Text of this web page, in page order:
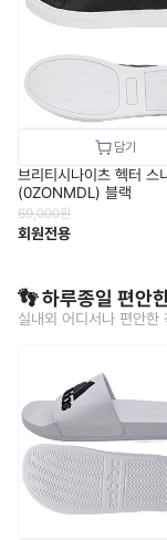
브리티시나이츠 헥터 스
(0ZONMDL) 블랙
69,000원
회원전용
👣 하루종일 편안
실내외 어디서나 편안한